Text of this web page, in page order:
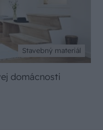
Stavebný materiál
domácnosti